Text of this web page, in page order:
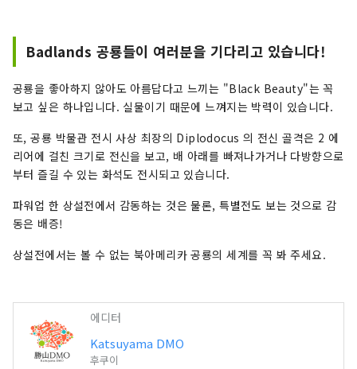
Badlands 공룡들이 여러분을 기다리고 있습니다!
공룡을 좋아하지 않아도 아름답다고 느끼는 "Black Beauty"는 꼭
보고 싶은 하나입니다. 실물이기 때문에 느껴지는 박력이 있습니다.
또, 공룡 박물관 전시 사상 최장의 Diplodocus 의 전신 골격은 2 에
리어에 걸친 크기로 전신을 보고, 배 아래를 빠져나가거나 다방향으로
부터 즐길 수 있는 화석도 전시되고 있습니다.
파워업 한 상설전에서 감동하는 것은 물론, 특별전도 보는 것으로 감
동은 배증!
상설전에서는 볼 수 없는 북아메리카 공룡의 세계를 꼭 봐 주세요.
에디터
Katsuyama DMO
후쿠이